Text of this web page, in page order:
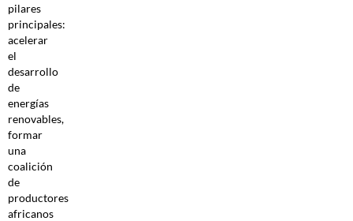
pilares
principales:
acelerar
el
desarrollo
de
energías
renovables,
formar
una
coalición
de
productores
africanos